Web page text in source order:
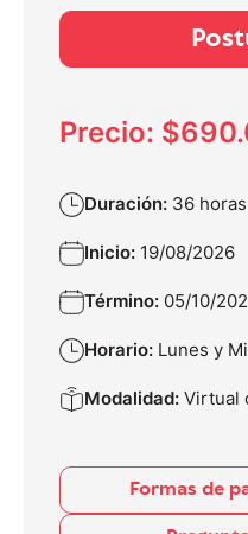
Precio:
Duración: 36 horas
Inicio: 19/08/2026
Término: 05/10/
Horario: Lunes y
Modalidad: Virtual
Formas de